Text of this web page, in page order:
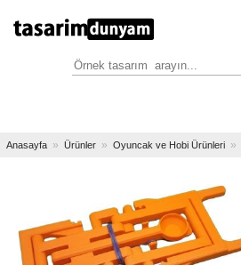
Anasayfa
Tüm
Dekoratif
Tasarımlar
Anasayfa » Ürünler » Oyuncak ve Hobi Ürünleri »